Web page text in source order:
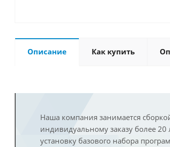
Описание Как купить
Наша компания занимается
индивидуальному заказу более 20
установку базового набора